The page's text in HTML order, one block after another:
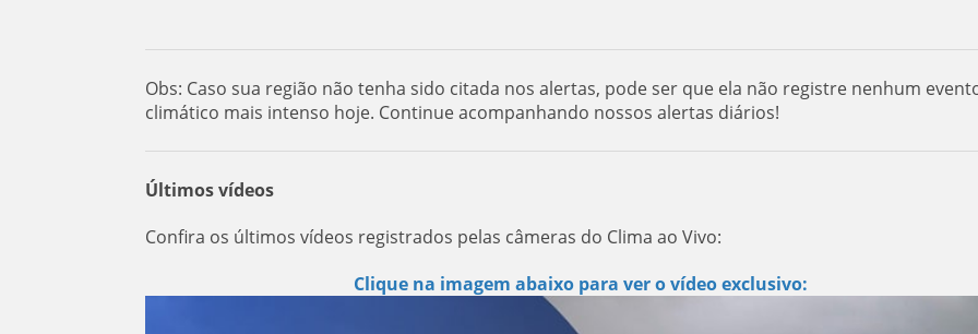
Obs: Caso sua região não tenha sido citada nos alertas, pode ser que ela não registre nenhum
climático mais intenso hoje. Continue acompanhando nossos alertas diários!
Últimos vídeos
Confira os últimos vídeos registrados pelas câmeras do Clima ao Vivo:
Clique na imagem abaixo para ver o vídeo exclusivo: